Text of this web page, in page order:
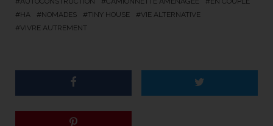
HA
NOMADES TINY HOUSE
VIE ALTERNATIVE
VIVRE AUTREMENT